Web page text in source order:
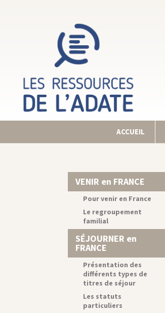
ACCUEIL
VENIR en FRANCE
Pour venir en France
Le regroupement
familial
SÉJOURNER en
FRANCE
Présentation des
différents types de
titres de séjour
Les statuts
particuliers